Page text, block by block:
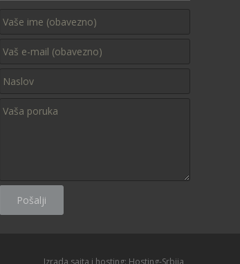
Izrada sajta i hosting: Hosting-Srbija